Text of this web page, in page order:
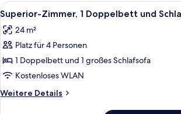
Alle
Fotos
für
Superior-
Zimmer,
1 Doppelbett
und
Schlafsofa
Ein
10
Superior-Zimmer, 1 Doppelbett und
24 m²
Platz für 4 Personen
1 Doppelbett und 1 großes Schlafsofa
Kostenloses WLAN
Weitere Details
Weitere